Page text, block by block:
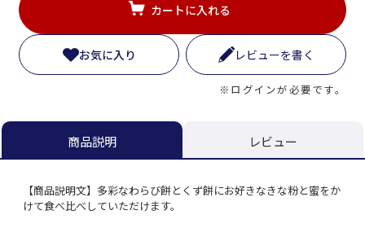
カートに入れる
お気に入り レビューを書く
※ログインが必要です。
商品説明 レビュー
【商品説明文】多彩なわらび餅とくず餅にお好きなきな粉と蜜をか
けて食べ比べしていただけます。